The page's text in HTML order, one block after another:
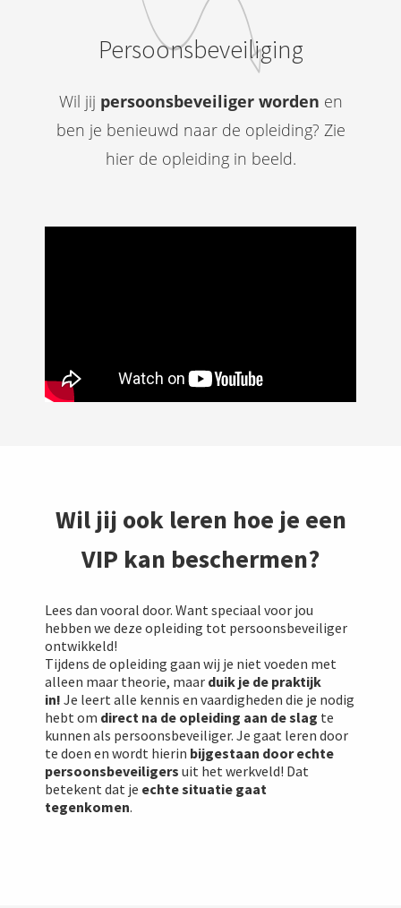
Persoonsbeveiliging
Wil jij persoonsbeveiliger worden en
ben je benieuwd naar de opleiding? Zie
hier de opleiding in beeld.
Wil jij ook leren hoe je een
VIP kan beschermen?
Lees dan vooral door. Want speciaal voor jou
hebben we deze opleiding tot persoonsbeveiliger
ontwikkeld!
Tijdens de opleiding gaan wij je niet voeden met
alleen maar theorie, maar duik je de praktijk
in! Je leert alle kennis en vaardigheden die je nodig
hebt om direct na de opleiding aan de slag te
kunnen als persoonsbeveiliger. Je gaat leren door
te doen en wordt hierin bijgestaan door echte
persoonsbeveiligers uit het werkveld! Dat
betekent dat je echte situatie gaat
tegenkomen.